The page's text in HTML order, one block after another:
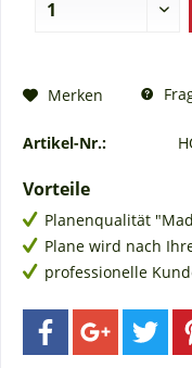
Merken
Artikel-Nr.:
Vorteile
Planenqualität
Plane wird nach
professionelle